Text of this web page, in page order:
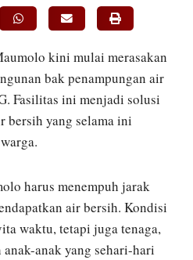
kini mulai merasakan
bak penampungan air
Fasilitas ini menjadi solusi
bersih yang selama ini
harus menempuh jarak
air bersih. Kondisi
waktu, tetapi juga tenaga,
anak yang sehari-hari